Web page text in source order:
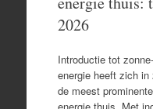
2026
Introductie tot
energie heeft zich
de meest
energie thuis. Met